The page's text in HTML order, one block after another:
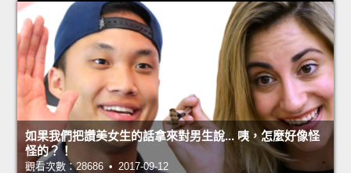
如果我們把讚美女生的話拿來對男生說... 咦，怎麼好像怪
怪的？！
觀看次數：28686 • 2017-09-12